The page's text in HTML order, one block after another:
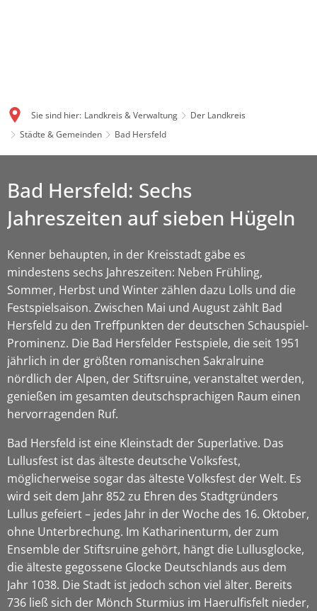
Sie sind hier: Landkreis & Verwaltung
Der Landkreis
Städte & Gemeinden
Bad Hersfeld
Bad Hersfeld: Sechs
Jahreszeiten auf sieben Hügeln
Kenner behaupten, in der Kreisstadt gäbe es
mindestens sechs Jahreszeiten: Neben Frühling,
Sommer, Herbst und Winter zählen dazu Lolls und die
Festspielsaison. Zwischen Mai und August zählt Bad
Hersfeld zu den Treffpunkten der deutschen Schauspiel-
Prominenz. Die Bad Hersfelder Festspiele, die seit 1951
jährlich in der größten romanischen Sakralruine
nördlich der Alpen, der Stiftsruine, veranstaltet werden,
genießen im gesamten deutschsprachigen Raum einen
hervorragenden Ruf.
Bad Hersfeld ist eine Kleinstadt der Superlative. Das
Lullusfest ist das älteste deutsche Volksfest,
möglicherweise sogar das älteste Volksfest der Welt. Es
wird seit dem Jahr 852 zu Ehren des Stadtgründers
Lullus gefeiert – jedes Jahr in der Woche des 16. Oktober,
ohne Unterbrechung. Im Katharinenturm, der zum
Ensemble der Stiftsruine gehört, hängt die Lullusglocke,
die älteste gegossene Glocke Deutschlands aus dem
Jahr 1038. Die Stadt ist jedoch schon viel älter. Bereits
736 ließ sich der Mönch Sturmius im Haerulfisfelt nieder,